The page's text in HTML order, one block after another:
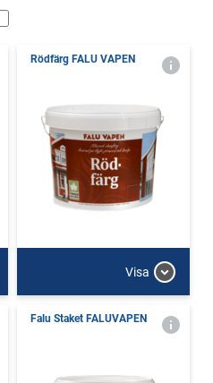
Rödfärg FALU VAPEN
Visa
Falu Staket FALUVAPEN